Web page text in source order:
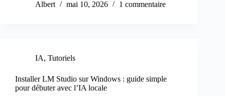
Albert mai 10, 2026 1 commentaire
IA, Tutoriels
Installer LM Studio sur Windows : guide simple
pour débuter avec l’IA locale